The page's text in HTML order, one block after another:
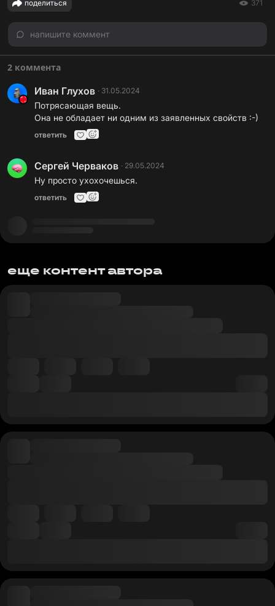
поделиться 371
напишите коммент
2 коммента
Иван Глухов · 31.05.2024
Потрясающая вещь.
Она не обладает ни одним из заявленных свойств :-)
ответить
Сергей Черваков · 29.05.2024
Ну просто ухохочешься.
ответить
еще контент автора